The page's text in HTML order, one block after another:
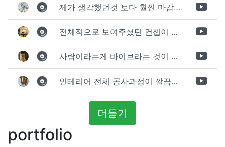
제가 생각했던것 보다 훨씬 마감이 멋있게 잘 나왔습니다. 바닥 이라던지 벽지색상 그리고 통유리로 추천 해주신것도 참 좋았습니다. 916의 노하우를 잘 살려서 공사는 잘 마무리 된것 같습니다.
전체적으로 보여주셨던 컨셉이 너무 마음에 들었고 실장님께서 개인적으로 만족감 있는 공사를 하고 있다는 느낌이 좋았습니다.
사람이라는게 바이브라는 것이 다 있고 뽐어져 나오는 에너지가 있다고 생각을 합니다. 사람이 가장중요하기 때문에 처음 만났을때 실장님의 에너지가 좋았고 첫인상으로 업체를 선정하게 되었습니다.
인테리어 전체 공사과정이 깔끔하게 진행이 되었고 공사 후 A/S도 빠르게 충실하게 진행을 해주셨습니다.
더듣기
portfolio